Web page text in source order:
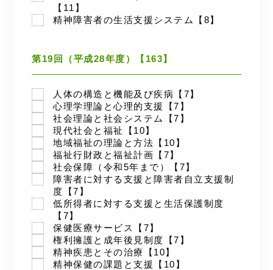
【11】
精神障害者の生活支援システム【8】
第19回（平成28年度）【163】
人体の構造と機能及び疾病【7】
心理学理論と心理的支援【7】
社会理論と社会システム【7】
現代社会と福祉【10】
地域福祉の理論と方法【10】
福祉行財政と福祉計画【7】
社会保障（令和5年まで）【7】
障害者に対する支援と障害者自立支援制
度【7】
低所得者に対する支援と生活保護制度
【7】
保健医療サービス【7】
権利擁護と成年後見制度【7】
精神疾患とその治療【10】
精神保健の課題と支援【10】